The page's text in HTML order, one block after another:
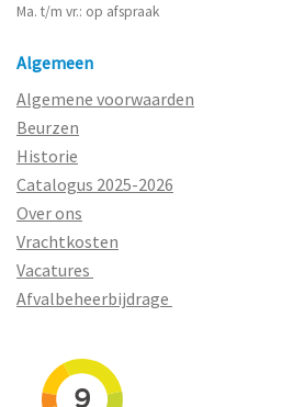
Ma. t/m vr.: op afspraak
Algemeen
Algemene voorwaarden
Beurzen
Historie
Catalogus 2025-2026
Over ons
Vrachtkosten
Vacatures
Afvalbeheerbijdrage